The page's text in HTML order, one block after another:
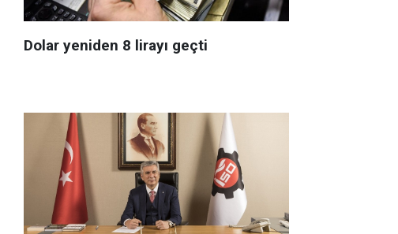
Dolar yeniden 8 lirayı geçti